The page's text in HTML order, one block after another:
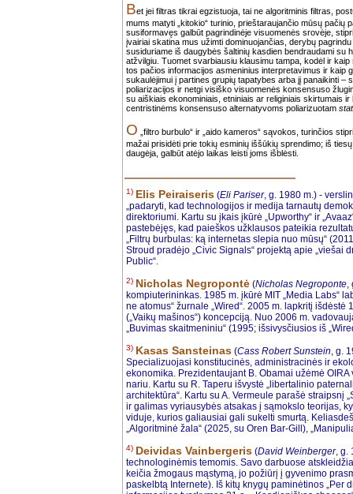
Bet jei filtras tikrai egzistuoja, tai ne algoritminis filtras,
mums matyti „kitokio“ turinio, prieštaraujančio mūsų
susiformavęs galbūt pagrindinėje visuomenės srovėje,
įvairiai skatina mus užimti dominuojančias, derybų
susiduriame iš daugybės šaltinių kasdien bendraudami su
atžvilgiu. Tuomet svarbiausiu klausimu tampa, kodėl ir
tos pačios informacijos asmeninius interpretavimus ir kaip
sukaulėjimui į partines grupių tapatybes arba jį panaikinti –
poliarizacijos ir netgi visiško visuomenės konsensuso
su aiškiais ekonominiais, etniniais ar religiniais skirtumais
centristinėms konsensuso alternatyvoms poliarizuotam
O „filtro burbulo“ ir „aido kameros“ sąvokos, turinčios
mažai prisidėti prie tokių esminių iššūkių sprendimo; iš
daugėja, galbūt atėjo laikas leisti joms išblėsti.
1) Elis Peiraiseris (Eli Pariser, g. 1980 m.) -
„padaryti, kad technologijos ir medija tarnautų
direktoriumi. Kartu su įkais įkūrė „Upworthy“ ir
pastebėjęs, kad paieškos užklausos pateikia
„Filtrų burbulas: ką internetas slepia nuo mūsų“
Stroud pradėjo „Civic Signals“ projektą apie „viešai
Public“.
2) Nicholas Negropontė (Nicholas Negroponte,
kompiuterininkas. 1985 m. įkūrė MIT „Media Labs“
ne atomus“ žurnale „Wired“. 2005 m. lapkritį
(„Vaikų mašinos“) koncepciją. Nuo 2006 m.
„Buvimas skaitmeniniu“ (1995; išsivysčiusios iš
3) Kasas Sansteinas (Cass Robert Sunstein, g.
Specializuojasi konstitucinės, administracinės ir
ekonomika. Prezidentaujant B. Obamai užėmė
nariu. Kartu su R. Taperu išvystė „libertalinio
architektūra“. Kartu su A. Vermeule parašė straipsnį
ir galimas vyriausybės atsakas į sąmokslo teorijas,
viduje, kurios galiausiai gali sukelti smurtą.
„Algoritminė žala“ (2025, su Oren Bar-Gill),
4) Deividas Vainbergeris (David Weinberger, g.
technologinėmis temomis. Savo darbuose
keičia žmogaus mąstymą, jo požiūrį į gyvenimo
paskelbtą Internete). Iš kitų knygų paminėtinos „Per